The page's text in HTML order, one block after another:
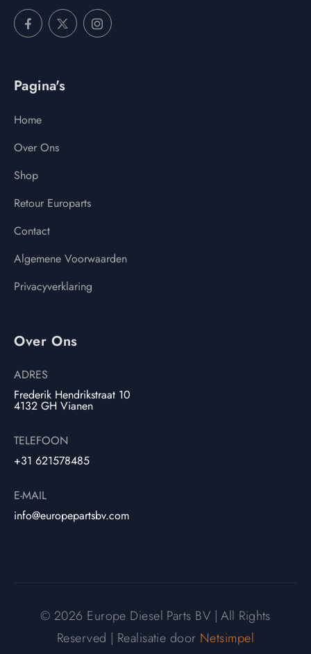
Pagina's
Home
Over Ons
Shop
Retour Europarts
Contact
Algemene Voorwaarden
Privacyverklaring
Over Ons
ADRES
Frederik Hendrikstraat 10
4132 GH Vianen
TELEFOON
+31 621578485
E-MAIL
info@europepartsbv.com
© 2026 Europe Diesel Parts BV | All Rights
Reserved | Realisatie door Netsimpel